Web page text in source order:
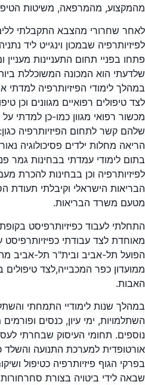
מהמקצוע, מהמרפאה, משיטות
לאחר שחרורי מהצבא התקבלתי
לפיזיותרפיה שבמכון וינגייט ליד
פתחו בפניי תחום התעניינות
שלדעתי הוא המכונה המשוכללת
במהלך לימודי הפיזיותרפיה למדתי
לצד טיפולים רפואיים מגוונים וכן
מכשור רפואי מגוון כמו-כן למדתי
שלהם קשר לתחום הפיזיותרפיה
הריאה מחלות ילדים פסיכולוגיה
בתום לימודי עמדתי בבחינות גמר
לפיזיותרפיה וכן בבחינות להכרת
הבריאות הישראלי וקיבלתי תעודת
מטעם משרד הבריאות.
התחלתי לעבוד כפיזיותרפיסט
מאוחדת לצד עבודתי
הפועל תל-אביב ובית"ר תל-אביב
ממועדון כפר המכבייה,לצד
האבות.
במהלך שנות לימודיי התמחתי
השתלמויות, ימי עיון, כנסים
נוספים. תחומי העיסוק שבחרתי
אורטופדית למערכת התנועה והשלד
בפרקי הגוף פיזיותרפיה כטיפול
שבאה לידי ביטויה בצורת סחרחורות